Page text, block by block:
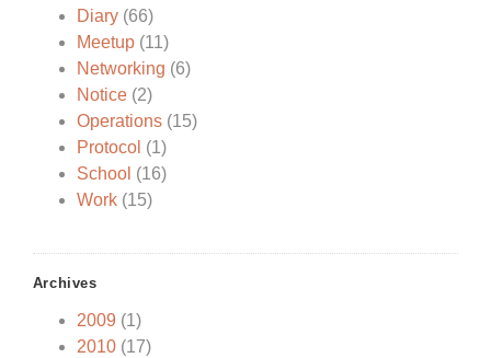
Diary(66)
Meetup(11)
Networking (6)
Notice(2)
Operations(15)
Protocol (1)
School (16)
Work(15)
Archives
2009 (1)
2010(17)